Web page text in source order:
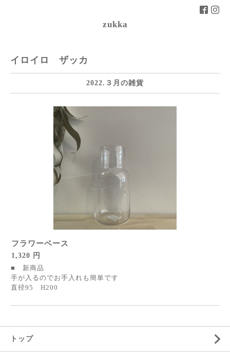
zukka
イロイロ ザッカ
2022.３月の雑貨
フラワーベース
1,320 円
■ 新商品
手が入るのでお手入れも簡単です
直径95 H200
トップ